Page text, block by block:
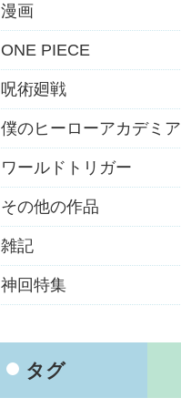
漫画
ONE PIECE
呪術廻戦
僕のヒーローアカデミア
ワールドトリガー
その他の作品
雑記
神回特集
タグ